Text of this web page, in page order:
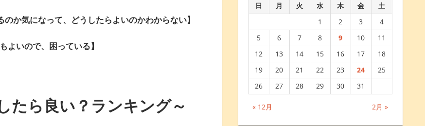
か気になって、どうしたらよいのかわからない】
よいので、困っている】
たら良い？ランキング～
日 月 火 水 木 金 土
« 12月 2月 »
1 2 3
4
5
6 7 8 9 10
11
12
13 14 15 16 17
18
19
20 21 22 23 24
25
26
27 28 29 30 31